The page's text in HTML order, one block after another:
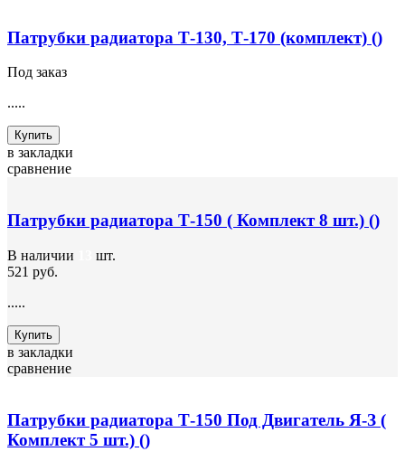
Патрубки радиатора Т-130, Т-170 (комплект) ()
Под заказ
.....
Купить
в закладки
сравнение
Патрубки радиатора Т-150 ( Комплект 8 шт.) ()
В наличии
шт.
521 руб.
.....
Купить
в закладки
сравнение
Патрубки радиатора Т-150 Под Двигатель Я-З (
Комплект 5 шт.) ()